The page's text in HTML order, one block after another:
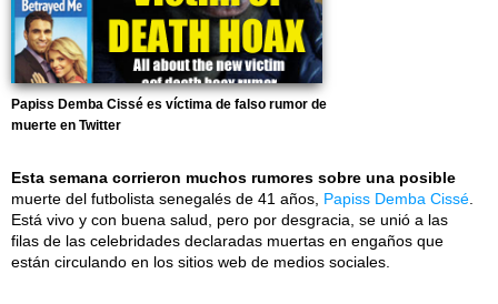
Papiss Demba Cissé es víctima de falso rumor de
muerte en Twitter
Esta semana corrieron muchos rumores sobre una posible
muerte del futbolista senegalés de 41 años, Papiss Demba Cissé
Está vivo y con buena salud, pero por desgracia, se unió a las
filas de las celebridades declaradas muertas en engaños que
están circulando en los sitios web de medios sociales.